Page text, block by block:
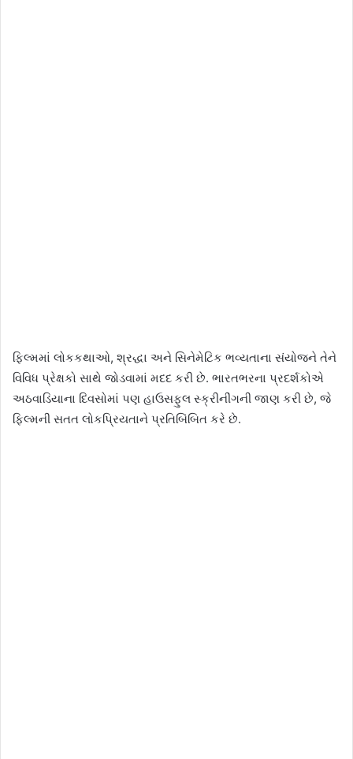
ફિલ્મમાં લોકકથાઓ, શ્રદ્ધા અને સિનેમેટિક ભવ્યતાના સંયોજને તેને
વિવિધ પ્રેક્ષકો સાથે જોડવામાં મદદ કરી છે. ભારતભરના પ્રદર્શકોએ
અઠવાડિયાના દિવસોમાં પણ હાઉસફુલ સ્ક્રીનીંગની જાણ કરી છે, જે
ફિલ્મની સતત લોકપ્રિયતાને પ્રતિબિંબિત કરે છે.